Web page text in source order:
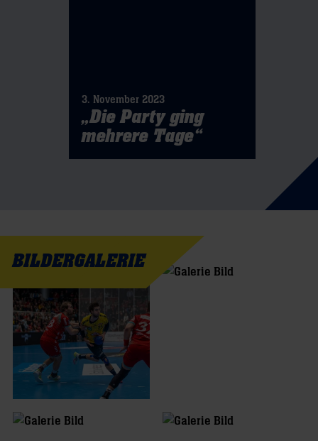
3. November 2023
„Die Party ging
mehrere Tage“
BILDERGALERIE